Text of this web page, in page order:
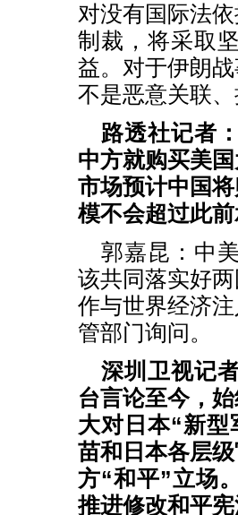
对没有国际法
制裁，将采取
益。对于伊朗
不是恶意关联、
路透社记者
中方就购买美
市场预计中国
模不会超过此
郭嘉昆：中
该共同落实好
作与世界经济
管部门询问。
深圳卫视记
台言论至今，
大对日本“新
苗和日本各层
方“和平”立场
推进修改和平